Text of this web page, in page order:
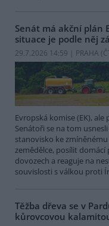
Senát má akční plán
situace je podle něj
29.7.2026 14:59 | PRAHA (
Evropská komise (EK),
Senátoři se na tom
stanovisko ke
zemědělce, posílit
dovozech a reaguje na
souvislosti s válkou proti
Těžba dřeva se v
kůrovcovou